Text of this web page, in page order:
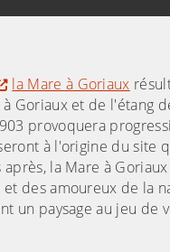
la Mare à Goriaux
Goriaux et de l'étang
provoquera
à l'origine du site
la Mare à
des amoureux de la
un paysage au jeu de